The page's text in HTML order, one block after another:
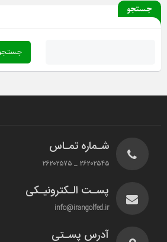
جستجو
شـماره تمـاس
۲۶۲۰۲۵۴۵ _ ۲۶۲۰۲۵۷۵
پسـت الـکترونیـکی
info@irangolfed.ir
آدرس پسـتی